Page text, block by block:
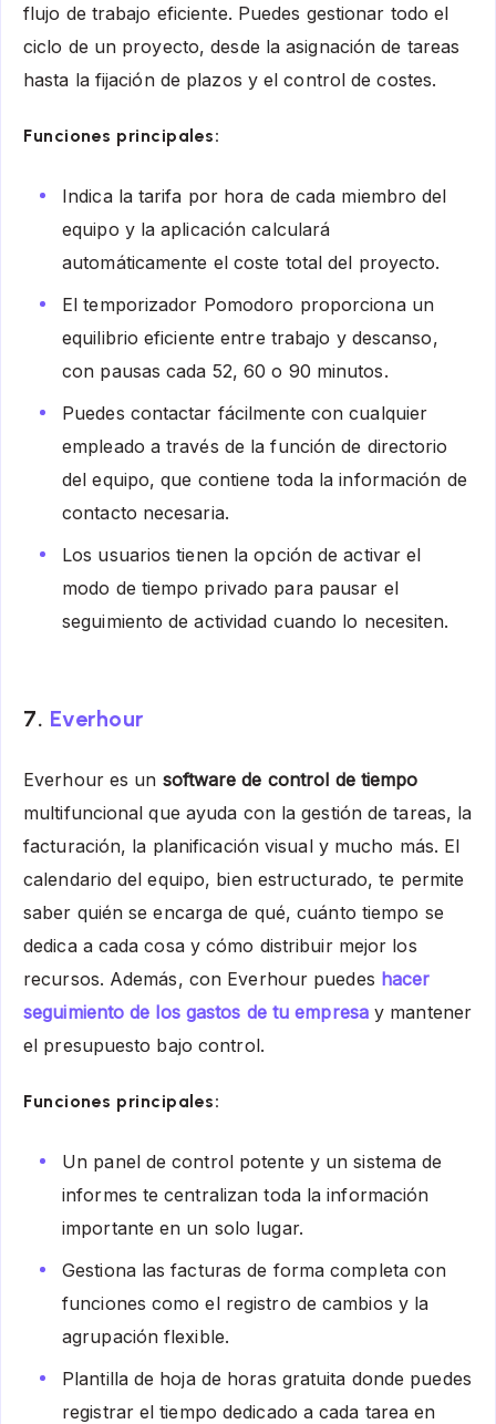
flujo de trabajo eficiente. Puedes gestionar todo el
ciclo de un proyecto, desde la asignación de tareas
hasta la fijación de plazos y el control de costes.
Funciones principales:
Indica la tarifa por hora de cada miembro del
equipo y la aplicación calculará
automáticamente el coste total del proyecto.
El temporizador Pomodoro proporciona un
equilibrio eficiente entre trabajo y descanso,
con pausas cada 52, 60 o 90 minutos.
Puedes contactar fácilmente con cualquier
empleado a través de la función de directorio
del equipo, que contiene toda la información de
contacto necesaria.
Los usuarios tienen la opción de activar el
modo de tiempo privado para pausar el
seguimiento de actividad cuando lo necesiten.
7. Everhour
Everhour es un software de control de tiempo
multifuncional que ayuda con la gestión de tareas, la
facturación, la planificación visual y mucho más. El
calendario del equipo, bien estructurado, te permite
saber quién se encarga de qué, cuánto tiempo se
dedica a cada cosa y cómo distribuir mejor los
recursos. Además, con Everhour puedes hacer
seguimiento de los gastos de tu empresay mantener
el presupuesto bajo control.
Funciones principales:
Un panel de control potente y un sistema de
informes te centralizan toda la información
importante en un solo lugar.
Gestiona las facturas de forma completa con
funciones como el registro de cambios y la
agrupación flexible.
Plantilla de hoja de horas gratuita donde puedes
registrar el tiempo dedicado a cada tarea en